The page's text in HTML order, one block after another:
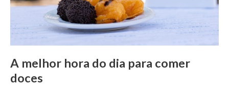
A melhor hora do dia para comer
doces